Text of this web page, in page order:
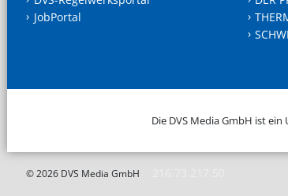
JobPortal
Die DVS Media GmbH ist
© 2026 DVS Media GmbH